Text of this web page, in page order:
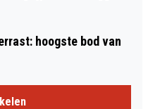
hoogste bod van